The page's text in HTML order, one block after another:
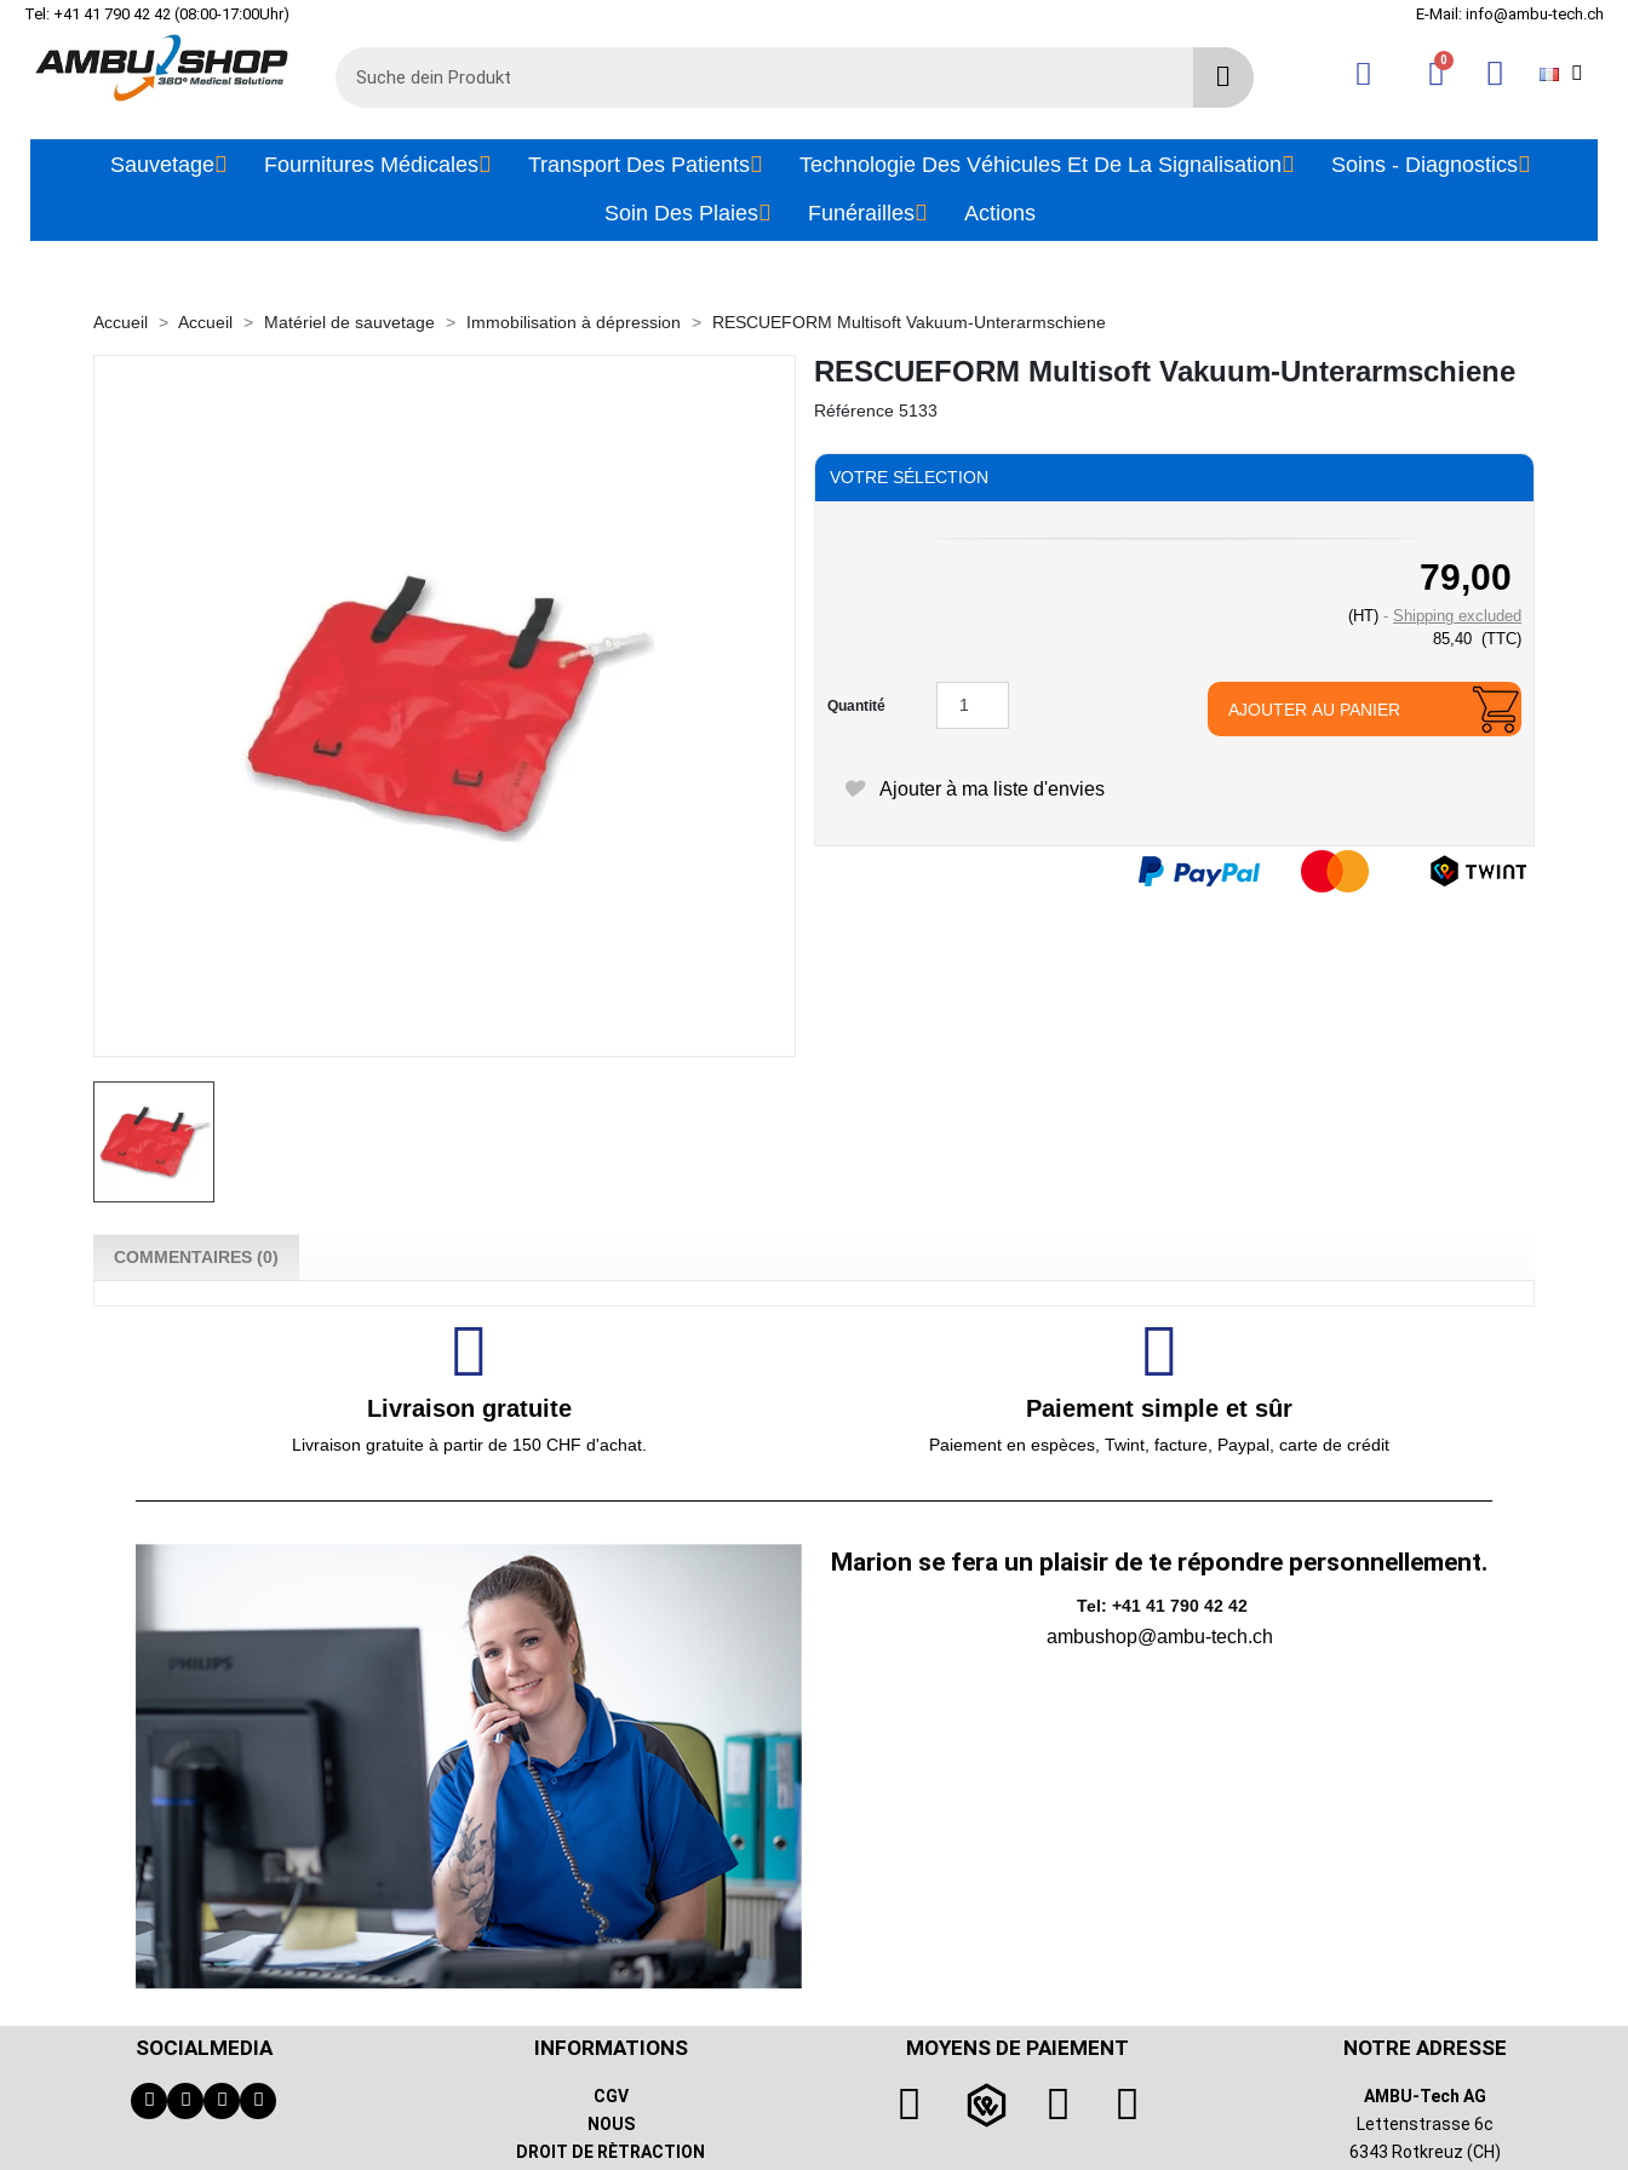
Tel: +41 41 790 42 42 (08:00-17:00Uhr) E-Mail: info@ambu-tech.ch
Sauvetage Fournitures Médicales Transport Des Patients Technologie Des Véhicules Et De La Signalisation
Soins - Diagnostics
Soin Des Plaies
Funérailles Actions
Accueil Accueil Matériel de sauvetage Immobilisation à dépression RESCUEFORM Multisoft Vakuum-Unterarmschiene
RESCUEFORM Multisoft Vakuum-Unterarmschiene
Référence 5133
VOTRE SÉLECTION
79,00
(HT)
Shipping excluded
85,40 (TTC)
Quantité AJOUTER AU PANIER
Ajouter à ma liste d'envies
COMMENTAIRES (0)
Livraison gratuite
Livraison gratuite à partir de 150 CHF d'achat.
Paiement simple et sûr
Paiement en espèces, Twint, facture, Paypal, carte de crédit
Marion se fera un plaisir de te répondre personnellement.
Tel: +41 41 790 42 42
ambushop@ambu-tech.ch
SOCIALMEDIA INFORMATIONS
CGV
NOUS
DROIT DE RÈTRACTION
MOYENS DE PAIEMENT NOTRE ADRESSE
AMBU-Tech AG
Lettenstrasse 6c
6343 Rotkreuz (CH)